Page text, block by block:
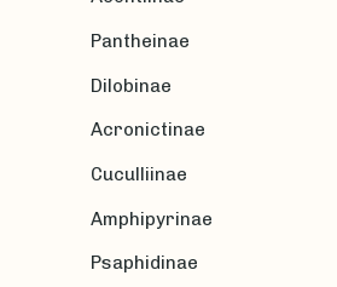
Pantheinae
Dilobinae
Acronictinae
Cuculliinae
Amphipyrinae
Psaphidinae